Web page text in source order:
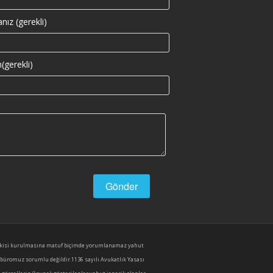
(gerekli)
kurulmasına matuf biçimde yorumlanamaz yahut
sorumlu değildir.1136 sayılı Avukatlık Yasası